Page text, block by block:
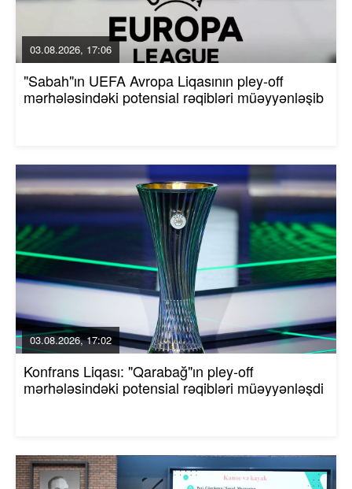
03.08.2026, 17:06
"Sabah"ın UEFA Avropa Liqasının pley-off
mərhələsindəki potensial rəqibləri müəyyənləşib
03.08.2026, 17:02
Konfrans Liqası: "Qarabağ"ın pley-off
mərhələsindəki potensial rəqibləri müəyyənləşdi